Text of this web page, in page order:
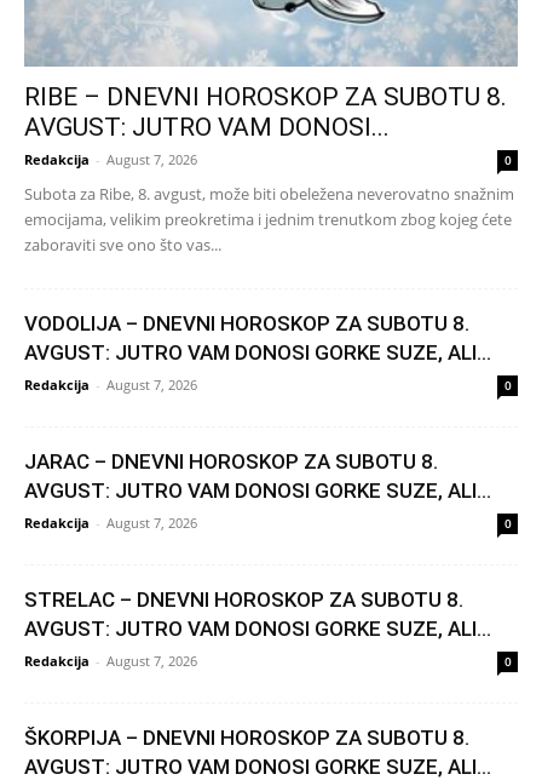
RIBE – DNEVNI HOROSKOP ZA SUBOTU 8.
AVGUST: JUTRO VAM DONOSI...
Redakcija - August 7, 2026 0
Subota za Ribe, 8. avgust, može biti obeležena neverovatno snažnim
emocijama, velikim preokretima i jednim trenutkom zbog kojeg ćete
zaboraviti sve ono što vas...
VODOLIJA – DNEVNI HOROSKOP ZA SUBOTU 8.
AVGUST: JUTRO VAM DONOSI GORKE SUZE, ALI...
Redakcija - August 7, 2026 0
JARAC – DNEVNI HOROSKOP ZA SUBOTU 8.
AVGUST: JUTRO VAM DONOSI GORKE SUZE, ALI...
Redakcija - August 7, 2026 0
STRELAC – DNEVNI HOROSKOP ZA SUBOTU 8.
AVGUST: JUTRO VAM DONOSI GORKE SUZE, ALI...
Redakcija - August 7, 2026 0
ŠKORPIJA – DNEVNI HOROSKOP ZA SUBOTU 8.
AVGUST: JUTRO VAM DONOSI GORKE SUZE, ALI...